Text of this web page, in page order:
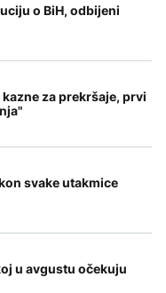
o BiH, odbijeni
za prekršaje, prvi
svake utakmice
u avgustu očekuju